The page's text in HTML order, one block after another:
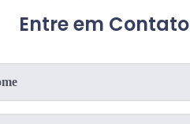
Entre em Contato